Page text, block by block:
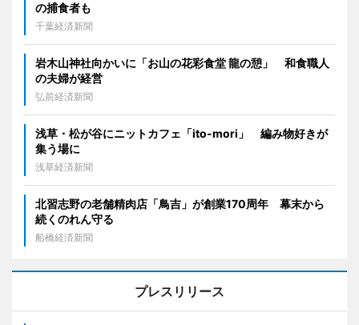
の捕食者も
千葉経済新聞
岩木山神社向かいに「お山の花彩食堂 龍の憩」 和食職人
の夫婦が経営
弘前経済新聞
浅草・松が谷にニットカフェ「ito-mori」 編み物好きが
集う場に
浅草経済新聞
北習志野の老舗精肉店「鳥吉」が創業170周年 幕末から
続くのれん守る
船橋経済新聞
プレスリリース